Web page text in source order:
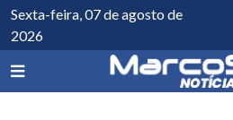
Sexta-feira, 07 de agosto de
2026